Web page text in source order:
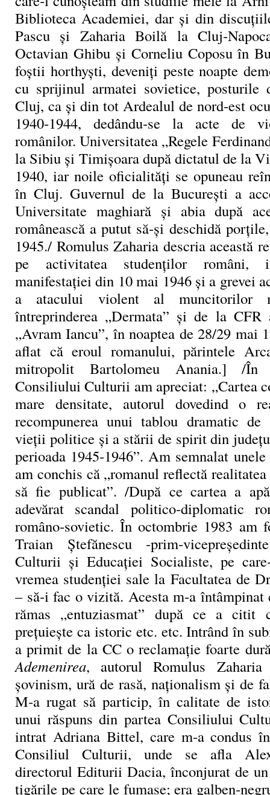
Biblioteca Academiei, dar şi din
Pascu şi Zaharia Boilă la
Octavian Ghibu şi Corneliu Coposu în
foştii horthyşti, deveniţi peste noapte
cu sprijinul armatei sovietice, posturile
Cluj, ca şi din tot Ardealul de nord‑est
1940‑1944, dedându‑se la acte de
românilor. Universitatea „Regele
la Sibiu şi Timişoara după dictatul de la
1940, iar noile oficialităţi se opuneau
în Cluj. Guvernul de la Bucureşti a
Universitate maghiară şi abia după
românească a putut să‑şi deschidă
1945./ Romulus Zaharia descria această
pe activitatea studen­ţilor români,
manifestaţiei din 10 mai 1946 şi a grevei
a atacului violent al muncitorilor
întreprinderea „Dermata” şi de la CFR
„Avram Iancu”, în noaptea de 28/29 mai
aflat că eroul romanului, părintele
mitropolit Bartolomeu Anania.] /În
Consiliului Culturii am apreciat: „Cartea
mare densitate, autorul dovedind o
recompunerea unui tablou dramatic de
vieţii politice şi a stării de spirit din
perioada 1945‑1946”. Am semnalat
am conchis că „romanul reflectă
să fie publicat”. /După ce cartea a
adevărat scandal politico‑diplomatic
româno‑sovietic. În octombrie 1983 am
Traian Ştefănescu -
Culturii şi Educaţiei Socialiste, pe
vremea studenţiei sale la Facultatea de
– să‑i fac o vizită. Acesta m‑a
rămas „entuziasmat” după ce a citit
preţuieşte ca istoric etc. etc. Intrând în
a primit de la CC o reclamaţie foarte
Ademenirea, autorul Romulus
şovinism, ură de rasă, naţionalism şi de
M‑a rugat să particip, în calitate de
unui răspuns din partea Consiliului
intrat Adriana Bittel, care m‑a condus
Consiliul Culturii, unde se afla
directorul Editurii Dacia, înconjurat de
ţigările pe care le fumase; era